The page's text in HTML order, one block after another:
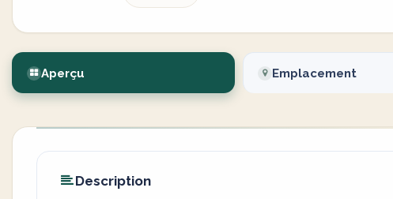
Aperçu Emplacement
Description